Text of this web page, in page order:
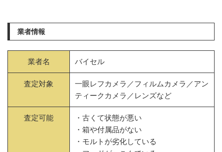
業者情報
業者名 バイセル
査定対象
一眼レフカメラ／フィルムカメラ／アン
ティークカメラ／レンズなど
査定可能
・古くて状態が悪い
・箱や付属品がない
・モルトが劣化している